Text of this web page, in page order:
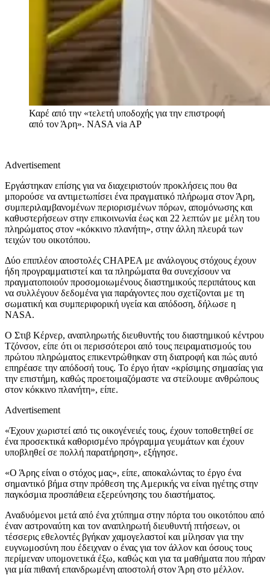
Καρέ από την «τελετή υποδοχής για την επιστροφή
από τον Άρη». NASA via AP
Advertisement
Εργάστηκαν επίσης για να διαχειριστούν προκλήσεις που θα
μπορούσε να αντιμετωπίσει ένα πραγματικό πλήρωμα στον Άρη,
συμπεριλαμβανομένων περιορισμένων πόρων, απομόνωσης και
καθυστερήσεων στην επικοινωνία έως και 22 λεπτών με μέλη του
πληρώματος στον «κόκκινο πλανήτη», στην άλλη πλευρά των
τειχών του οικοτόπου.
Δύο επιπλέον αποστολές CHAPEA με ανάλογους στόχους έχουν
ήδη προγραμματιστεί και τα πληρώματα θα συνεχίσουν να
πραγματοποιούν προσομοιωμένους διαστημικούς περιπάτους και
να συλλέγουν δεδομένα για παράγοντες που σχετίζονται με τη
σωματική και συμπεριφορική υγεία και απόδοση, δήλωσε η
NASA.
Ο Στιβ Κέρνερ, αναπληρωτής διευθυντής του διαστημικού κέντρου
Τζόνσον, είπε ότι οι περισσότεροι από τους πειραματισμούς του
πρώτου πληρώματος επικεντρώθηκαν στη διατροφή και πώς αυτό
επηρέασε την απόδοσή τους. Το έργο ήταν «κρίσιμης σημασίας για
την επιστήμη, καθώς προετοιμαζόμαστε να στείλουμε ανθρώπους
στον κόκκινο πλανήτη», είπε.
Advertisement
«Έχουν χωριστεί από τις οικογένειές τους, έχουν τοποθετηθεί σε
ένα προσεκτικά καθορισμένο πρόγραμμα γευμάτων και έχουν
υποβληθεί σε πολλή παρατήρηση», εξήγησε.
«Ο Άρης είναι ο στόχος μας», είπε, αποκαλώντας το έργο ένα
σημαντικό βήμα στην πρόθεση της Αμερικής να είναι ηγέτης στην
παγκόσμια προσπάθεια εξερεύνησης του διαστήματος.
Αναδυόμενοι μετά από ένα χτύπημα στην πόρτα του οικοτόπου από
έναν αστροναύτη και τον αναπληρωτή διευθυντή πτήσεων, οι
τέσσερις εθελοντές βγήκαν χαμογελαστοί και μίλησαν για την
ευγνωμοσύνη που έδειχναν ο ένας για τον άλλον και όσους τους
περίμεναν υπομονετικά έξω, καθώς και για τα μαθήματα που πήραν
για μία πιθανή επανδρωμένη αποστολή στον Άρη στο μέλλον.